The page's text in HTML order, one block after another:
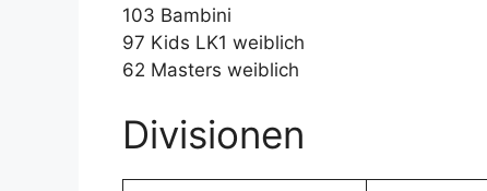
103 Bambini
97 Kids LK1 weiblich
62 Masters weiblich
Divisionen